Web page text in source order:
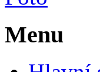
Menu